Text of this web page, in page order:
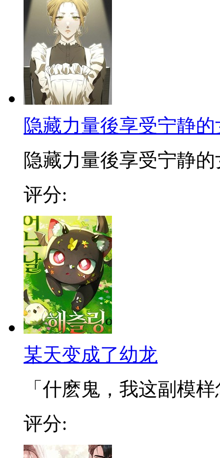
隐藏力量後享受宁静
隐藏力量後享受宁静的
评分:
某天变成了幼龙
「什麽鬼，我这副模
评分: